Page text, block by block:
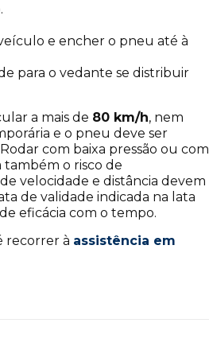
e encher o pneu até à
para o vedante se distribuir
a mais de 80 km/h, nem
e o pneu deve ser
com baixa pressão ou com
o risco de
de velocidade e distância devem
de validade indicada na lata
eficácia com o tempo.
recorrer à assistência em